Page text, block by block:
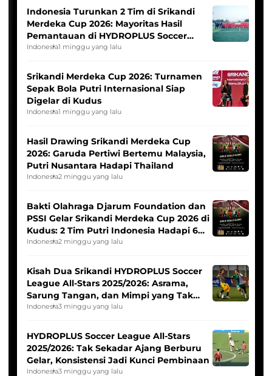
Indonesia Turunkan 2 Tim di Srikandi
Merdeka Cup 2026: Mayoritas Hasil
Pemantauan di HYDROPLUS Soccer
League
Indonesia1 minggu yang lalu
Srikandi Merdeka Cup 2026: Turnamen
Sepak Bola Putri Internasional Siap
Digelar di Kudus
Indonesia1 minggu yang lalu
Hasil Drawing Srikandi Merdeka Cup
2026: Garuda Pertiwi Bertemu Malaysia,
Putri Nusantara Hadapi Thailand
Indonesia2 minggu yang lalu
Bakti Olahraga Djarum Foundation dan
PSSI Gelar Srikandi Merdeka Cup 2026 di
Kudus: 2 Tim Putri Indonesia Hadapi 6
Tim Asia
Indonesia2 minggu yang lalu
Kisah Dua Srikandi HYDROPLUS Soccer
League All-Stars 2025/2026: Asrama,
Sarung Tangan, dan Mimpi yang Tak
Pernah Padam
Indonesia3 minggu yang lalu
HYDROPLUS Soccer League All-Stars
2025/2026: Tak Sekadar Ajang Berburu
Gelar, Konsistensi Jadi Kunci Pembinaan
Indonesia3 minggu yang lalu